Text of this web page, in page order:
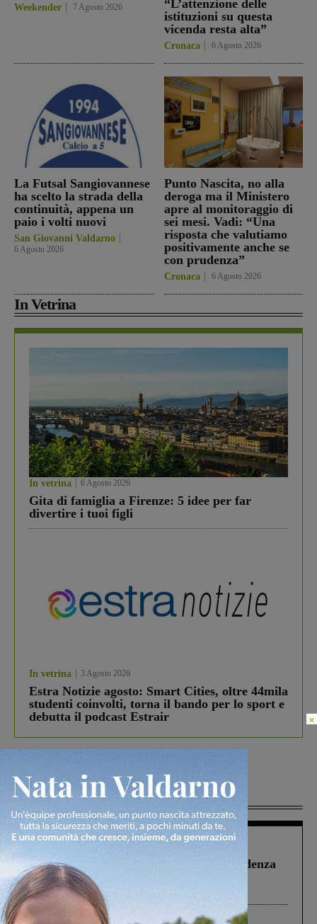
Weekender 7 Agosto 2026
“L’attenzione delle
istituzioni su questa
vicenda resta alta”
Cronaca 6 Agosto 2026
La Futsal Sangiovannese
ha scelto la strada della
continuità, appena un
paio i volti nuovi
San Giovanni Valdarno
6 Agosto 2026
Punto Nascita, no alla
deroga ma il Ministero
apre al monitoraggio di
sei mesi. Vadi: “Una
risposta che valutiamo
positivamente anche se
con prudenza”
Cronaca 6 Agosto 2026
In Vetrina
In vetrina 6 Agosto 2026
Gita di famiglia a Firenze: 5 idee per far
divertire i tuoi figli
In vetrina 3 Agosto 2026
Estra Notizie agosto: Smart Cities, oltre 44mila
studenti coinvolti, torna il bando per lo sport e
debutta il podcast Estrair
Più lette
Figline Incisa Valdarno 1 Agosto 2026
Piscina di Figline finanziata oltre la scadenza
Pnrr, il gruppo di Fratelli d’Italia: “Un
ringraziamento al Governo”
Cronaca 4 Agosto 2026
×